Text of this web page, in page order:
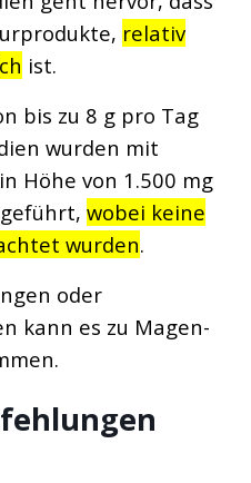
relativ
ist.
bis zu 8 g pro Tag
wurden mit
Höhe von 1.500 mg
wobei keine
wurden.
oder
kann es zu Magen-